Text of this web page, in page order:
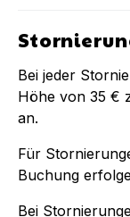
Bei jeder
Höhe von 35 €
an.
Für
Buchung
Bei